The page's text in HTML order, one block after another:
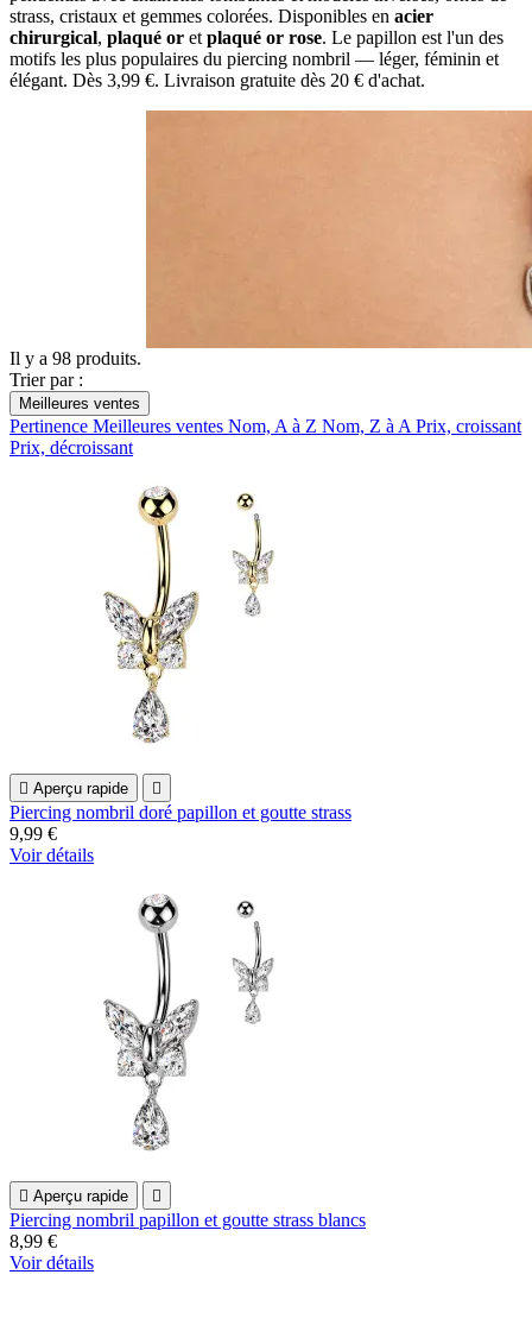
strass, cristaux et gemmes colorées. Disponibles en acier
chirurgical, plaqué or et plaqué or rose. Le papillon est l'un des
motifs les plus populaires du piercing nombril — léger, féminin et
élégant. Dès 3,99 €. Livraison gratuite dès 20 € d'achat.
Il y a 98 produits.
Trier par :
Meilleures ventes
Pertinence Meilleures ventes Nom, A à Z Nom, Z à A Prix, croissant
Prix, décroissant
 Aperçu rapide 
Piercing nombril doré papillon et goutte strass
9,99 €
Voir détails
 Aperçu rapide 
Piercing nombril papillon et goutte strass blancs
8,99 €
Voir détails